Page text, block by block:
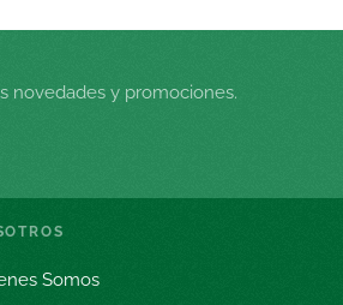
novedades y promociones.
Somos